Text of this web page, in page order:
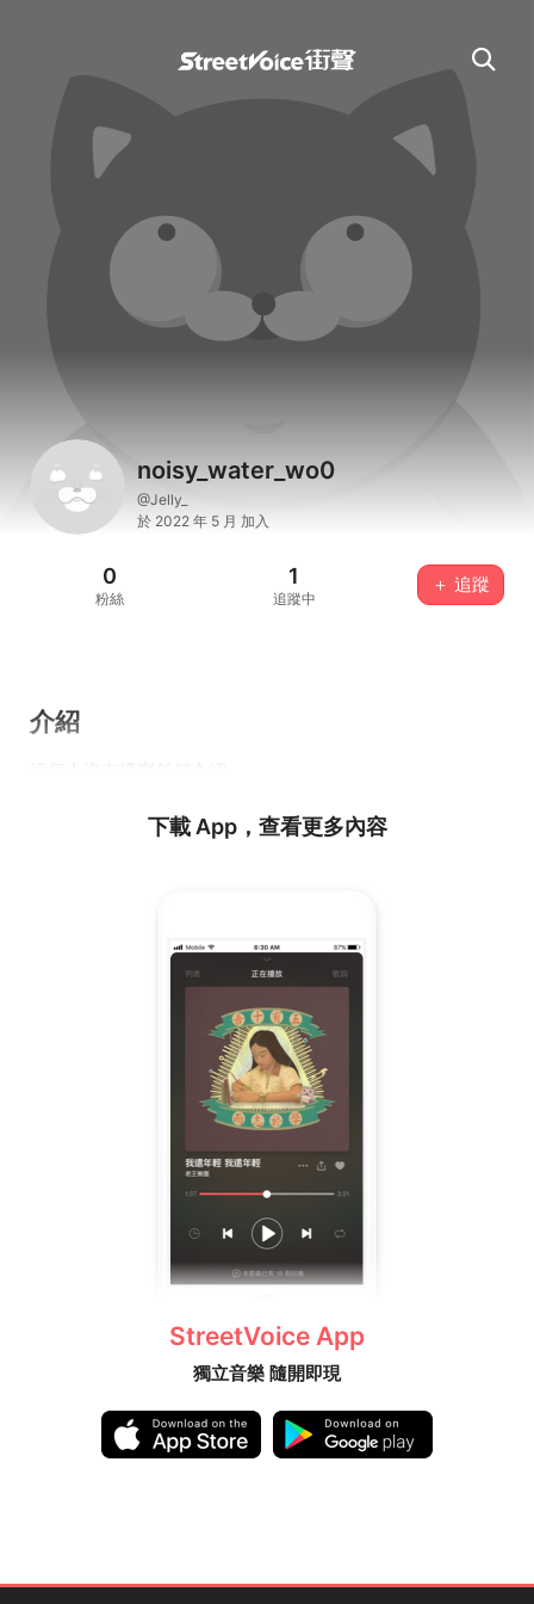
noisy_water_wo0
@Jelly_
於 2022 年 5 月 加入
0
粉絲
1
追蹤中
＋ 追蹤
介紹
下載 App，查看更多內容
StreetVoice App
獨立音樂 隨開即現